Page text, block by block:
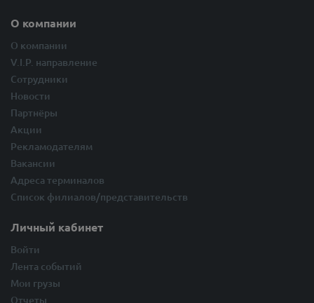
О компании
О компании
V.I.P. направление
Сотрудники
Новости
Партнёры
Акции
Рекламодателям
Вакансии
Адреса терминалов
Список филиалов/представительств
Личный кабинет
Войти
Лента событий
Мои грузы
Отчеты